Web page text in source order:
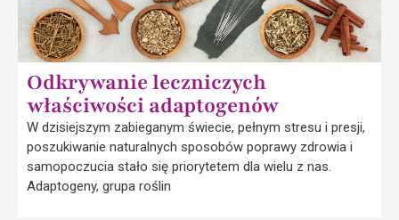
Odkrywanie leczniczych
właściwości adaptogenów
W dzisiejszym zabieganym świecie, pełnym stresu i presji,
poszukiwanie naturalnych sposobów poprawy zdrowia i
samopoczucia stało się priorytetem dla wielu z nas.
Adaptogeny, grupa roślin